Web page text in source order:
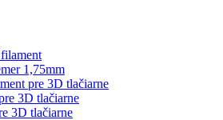
1,75mm
pre 3D tlačiarne
3D tlačiarne
3D tlačiarne